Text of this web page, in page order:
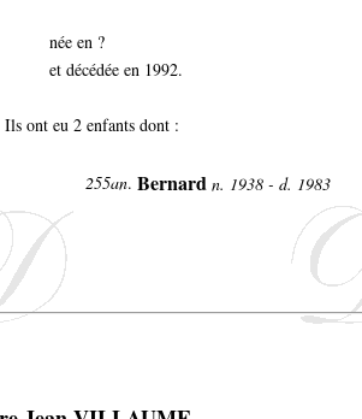
née en ?
et décédée en 1992.
Ils ont eu 2 enfants dont :
255an. Bernard n. 1938 - d. 1983